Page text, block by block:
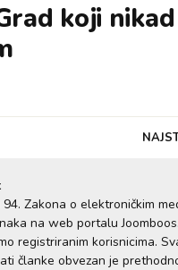
koji
Zakona o elektroničkim
na web portalu
registriranim korisnicima.
članke obvezan je